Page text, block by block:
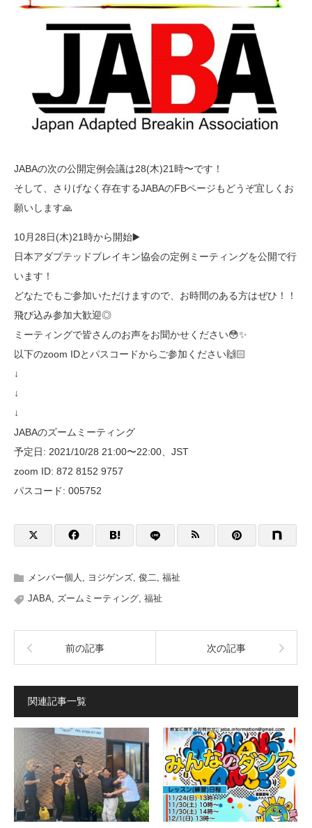
JABAの次の公開定例会議は28(木)21時〜です！
そして、さりげなく存在するJABAのFBページもどうぞ宜しくお
願いします🙏
10月28日(木)21時から開始▶️
日本アダプテッドブレイキン協会の定例ミーティングを公開で行
います！
どなたでもご参加いただけますので、お時間のある方はぜひ！！
飛び込み参加大歓迎◎
ミーティングで皆さんのお声をお聞かせください😳✨
以下のzoom IDとパスコードからご参加ください🙌🏻
↓
↓
↓
JABAのズームミーティング
予定日: 2021/10/28 21:00〜22:00、JST
zoom ID: 872 8152 9757
パスコード: 005752
メンバー個人 , ヨジゲンズ, 俊二, 福祉
JABA, ズームミーティング, 福祉
前の記事 次の記事
関連記事一覧